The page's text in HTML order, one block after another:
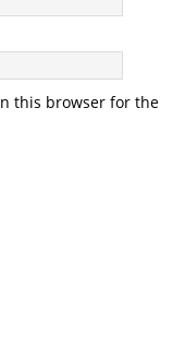
this browser for the